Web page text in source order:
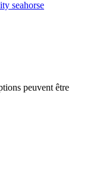
peuvent être